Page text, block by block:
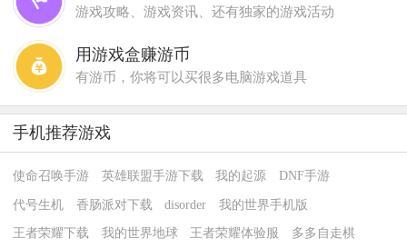
游戏攻略、游戏资讯、还有独家的游戏活动
用游戏盒赚游币
有游币，你将可以买很多电脑游戏道具
手机推荐游戏
使命召唤手游 英雄联盟手游下载 我的起源 DNF手游
代号生机 香肠派对下载 disorder 我的世界手机版
王者荣耀下载 我的世界地球 王者荣耀体验服 多多自走棋